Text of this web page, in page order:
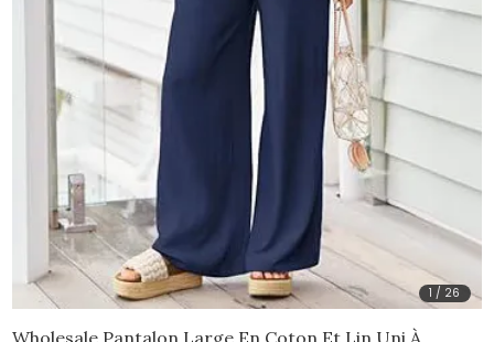
1 / 26
Wholesale Pantalon Large En Coton Et Lin Uni À